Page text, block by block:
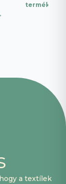
termék.
a textílek